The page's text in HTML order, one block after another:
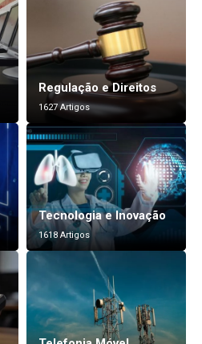
Regulação e Direitos
1627 Artigos
Tecnologia e Inovação
1618 Artigos